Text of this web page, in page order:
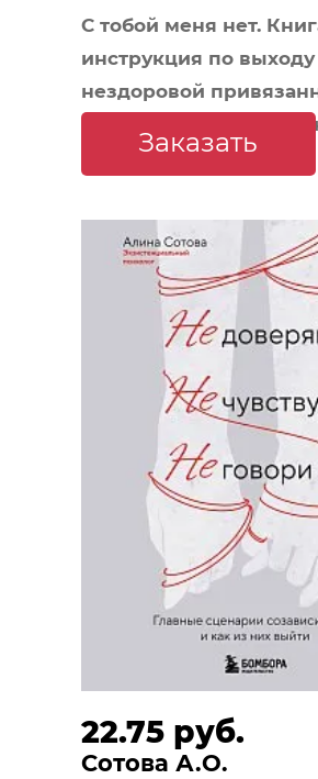
С тобой меня нет.
инструкция по выходу
нездоровой
повышению
Заказать
22.75 руб.
Сотова А.О.